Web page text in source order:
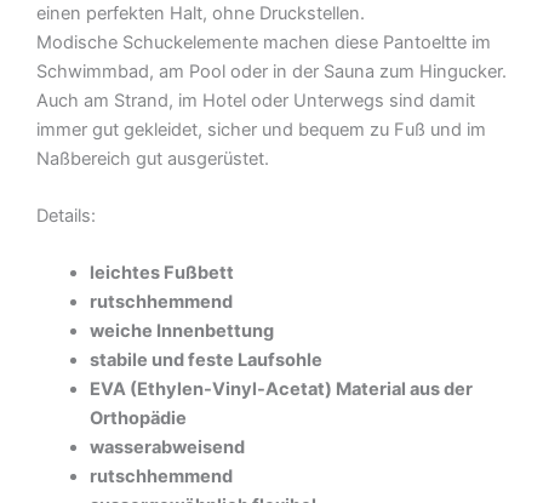
einen perfekten Halt, ohne Druckstellen.
Modische Schuckelemente machen diese Pantoeltte im
Schwimmbad, am Pool oder in der Sauna zum Hingucker.
Auch am Strand, im Hotel oder Unterwegs sind damit
immer gut gekleidet, sicher und bequem zu Fuß und im
Naßbereich gut ausgerüstet.
Details:
leichtes Fußbett
rutschhemmend
weiche Innenbettung
stabile und feste Laufsohle
EVA (Ethylen-Vinyl-Acetat) Material aus der
Orthopädie
wasserabweisend
rutschhemmend